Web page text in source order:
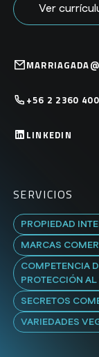
Ver
+56 2 2360
LINKEDIN
SERVICIOS
PROPIEDAD
MARCAS
COMPETENCIA
PROTECCIÓN
SECRETOS
VARIEDADES